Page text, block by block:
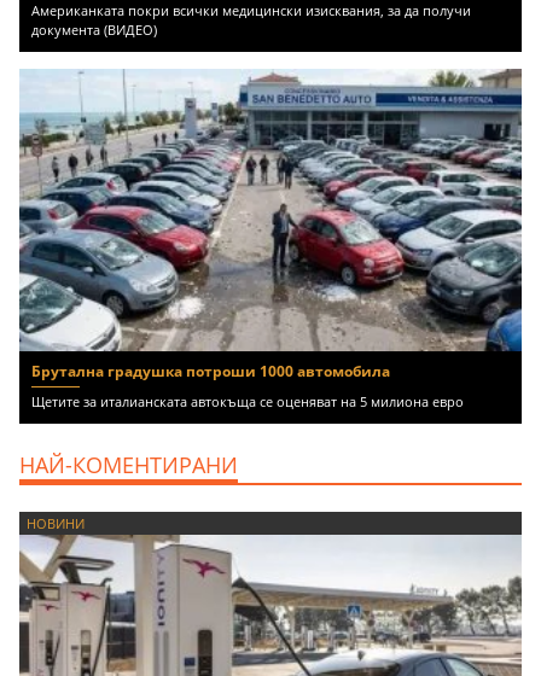
Американката покри всички медицински изисквания, за да получи
документа (ВИДЕО)
Брутална градушка потроши 1000 автомобила
Щетите за италианската автокъща се оценяват на 5 милиона евро
НАЙ-КОМЕНТИРАНИ
НОВИНИ